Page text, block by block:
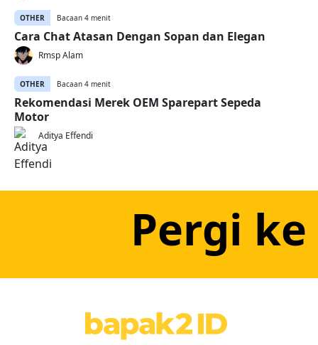
OTHER Bacaan 4 menit
Cara Chat Atasan Dengan Sopan dan Elegan
Rmsp Alam
OTHER Bacaan 4 menit
Rekomendasi Merek OEM Sparepart Sepeda
Motor
Aditya Effendi
Pergi